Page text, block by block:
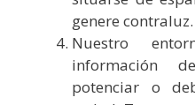
genere contraluz.
Nuestro
información
potenciar o